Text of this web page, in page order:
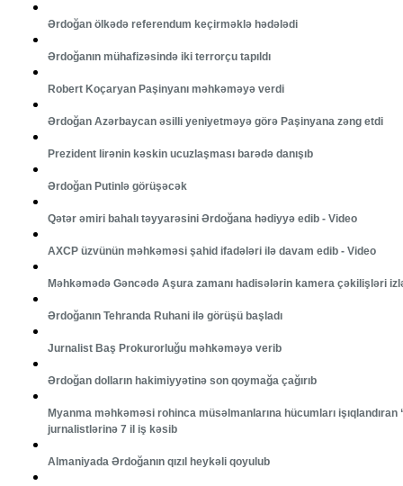
Ərdoğan ölkədə referendum keçirməklə hədələdi
Ərdoğanın mühafizəsində iki terrorçu tapıldı
Robert Koçaryan Paşinyanı məhkəməyə verdi
Ərdoğan Azərbaycan əsilli yeniyetməyə görə Paşinyana zəng etdi
Prezident lirənin kəskin ucuzlaşması barədə danışıb
Ərdoğan Putinlə görüşəcək
Qətər əmiri bahalı təyyarəsini Ərdoğana hədiyyə edib - Video
AXCP üzvünün məhkəməsi şahid ifadələri ilə davam edib - Video
Məhkəmədə Gəncədə Aşura zamanı hadisələrin kamera çəkilişləri
Ərdoğanın Tehranda Ruhani ilə görüşü başladı
Jurnalist Baş Prokurorluğu məhkəməyə verib
Ərdoğan dolların hakimiyyətinə son qoymağa çağırıb
Myanma məhkəməsi rohinca müsəlmanlarına hücumları işıqlandıran
jurnalistlərinə 7 il iş kəsib
Almaniyada Ərdoğanın qızıl heykəli qoyulub